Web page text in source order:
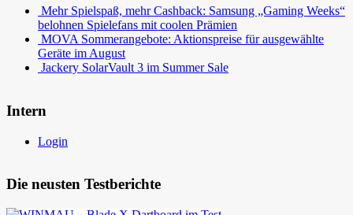
Mehr Spielspaß, mehr Cashback: Samsung „Gaming Weeks“
belohnen Spielefans mit coolen Prämien
MOVA Sommerangebote: Aktionspreise für ausgewählte
Geräte im August
Jackery SolarVault 3 im Summer Sale
Intern
Login
Die neusten Testberichte